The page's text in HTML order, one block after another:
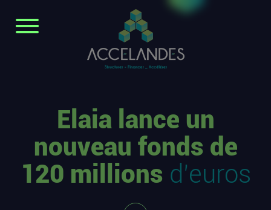
Elaia lance un
nouveau fonds de
120 millions d’euros